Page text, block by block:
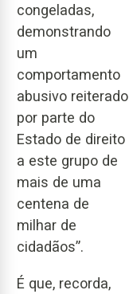
congeladas,
demonstrando
um
comportamento
abusivo reiterado
por parte do
Estado de direito
a este grupo de
mais de uma
centena de
milhar de
cidadãos”.
É que, recorda,